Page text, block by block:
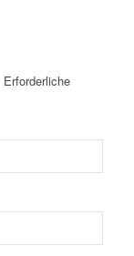
Erforderliche